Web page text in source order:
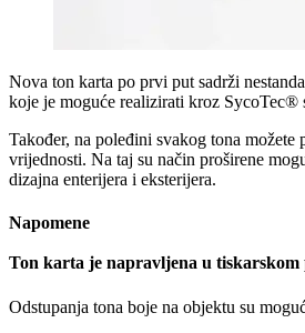
Nova ton karta po prvi put sadrži
koje je moguće realizirati kroz SycoTec®
Također, na poleđini svakog tona
vrijednosti. Na taj su način proširene
dizajna enterijera i eksterijera.
Napomene
Ton karta je napravljena u tiskarskom
Odstupanja tona boje na objektu su